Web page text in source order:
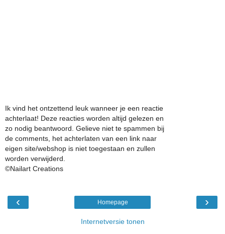
Ik vind het ontzettend leuk wanneer je een reactie
achterlaat! Deze reacties worden altijd gelezen en
zo nodig beantwoord. Gelieve niet te spammen bij
de comments, het achterlaten van een link naar
eigen site/webshop is niet toegestaan en zullen
worden verwijderd.
©Nailart Creations
‹ ›
Homepage
Internetversie tonen